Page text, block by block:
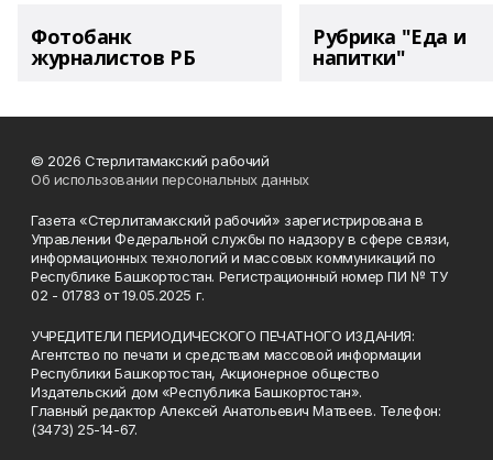
Фотобанк
журналистов РБ
Рубрика "Еда и
напитки"
© 2026 Стерлитамакский рабочий
Об использовании персональных данных
Газета «Стерлитамакский рабочий» зарегистрирована в
Управлении Федеральной службы по надзору в сфере связи,
информационных технологий и массовых коммуникаций по
Республике Башкортостан. Регистрационный номер ПИ № ТУ
02 - 01783 от 19.05.2025 г.
УЧРЕДИТЕЛИ ПЕРИОДИЧЕСКОГО ПЕЧАТНОГО ИЗДАНИЯ:
Агентство по печати и средствам массовой информации
Республики Башкортостан, Акционерное общество
Издательский дом «Республика Башкортостан».
Главный редактор Алексей Анатольевич Матвеев. Телефон:
(3473) 25-14-67.